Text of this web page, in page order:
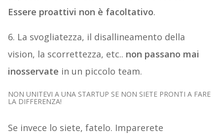
Essere proattivi non è facoltativo.
6. La svogliatezza, il disallineamento della
vision, la scorrettezza, etc.. non passano mai
inosservate in un piccolo team.
NON UNITEVI A UNA STARTUP SE NON SIETE PRONTI A FARE
LA DIFFERENZA!
Se invece lo siete, fatelo. Imparerete